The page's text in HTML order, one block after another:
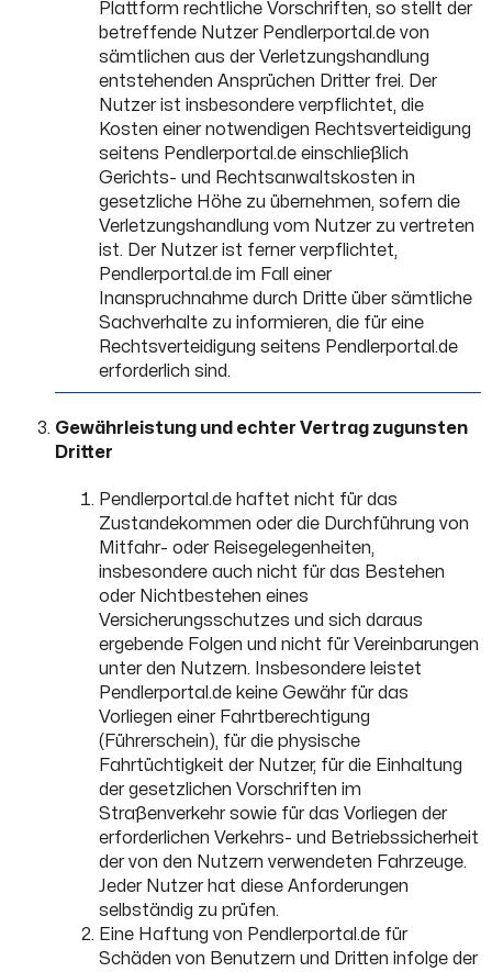
Plattform rechtliche Vorschriften, so stellt der
betreffende Nutzer Pendlerportal.de von
sämtlichen aus der Verletzungshandlung
entstehenden Ansprüchen Dritter frei. Der
Nutzer ist insbesondere verpflichtet, die
Kosten einer notwendigen Rechtsverteidigung
seitens Pendlerportal.de einschließlich
Gerichts- und Rechtsanwaltskosten in
gesetzliche Höhe zu übernehmen, sofern die
Verletzungshandlung vom Nutzer zu vertreten
ist. Der Nutzer ist ferner verpflichtet,
Pendlerportal.de im Fall einer
Inanspruchnahme durch Dritte über sämtliche
Sachverhalte zu informieren, die für eine
Rechtsverteidigung seitens Pendlerportal.de
erforderlich sind.
Gewährleistung und echter Vertrag zugunsten
Dritter
Pendlerportal.de haftet nicht für das
Zustandekommen oder die Durchführung von
Mitfahr- oder Reisegelegenheiten,
insbesondere auch nicht für das Bestehen
oder Nichtbestehen eines
Versicherungsschutzes und sich daraus
ergebende Folgen und nicht für Vereinbarungen
unter den Nutzern. Insbesondere leistet
Pendlerportal.de keine Gewähr für das
Vorliegen einer Fahrtberechtigung
(Führerschein), für die physische
Fahrtüchtigkeit der Nutzer, für die Einhaltung
der gesetzlichen Vorschriften im
Straßenverkehr sowie für das Vorliegen der
erforderlichen Verkehrs- und Betriebssicherheit
der von den Nutzern verwendeten Fahrzeuge.
Jeder Nutzer hat diese Anforderungen
selbständig zu prüfen.
Eine Haftung von Pendlerportal.de für
Schäden von Benutzern und Dritten infolge der